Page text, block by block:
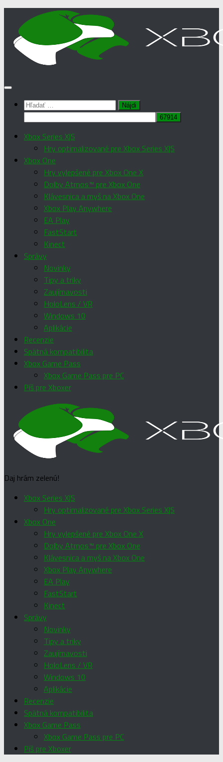
Preskočiť
obsah
Hľadať:
Xbox Series X|S
Hry optimalizované pre Xbox Series X|S
Xbox One
Hry vylepšené pre Xbox One X
Dolby Atmos™ pre Xbox One
Klávesnica a myš na Xbox One
Xbox Play Anywhere
EA Play
FastStart
Kinect
Správy
Novinky
Tipy a triky
Zaujímavosti
HoloLens / VR
Windows 10
Aplikácie
Recenzie
Spätná kompatibilita
Xbox Game Pass
Xbox Game Pass pre PC
Píš pre Xboxer
Daj hrám zelenú!
Xbox Series X|S
Hry optimalizované pre Xbox Series X|S
Xbox One
Hry vylepšené pre Xbox One X
Dolby Atmos™ pre Xbox One
Klávesnica a myš na Xbox One
Xbox Play Anywhere
EA Play
FastStart
Kinect
Správy
Novinky
Tipy a triky
Zaujímavosti
HoloLens / VR
Windows 10
Aplikácie
Recenzie
Spätná kompatibilita
Xbox Game Pass
Xbox Game Pass pre PC
Píš pre Xboxer